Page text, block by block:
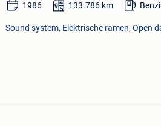
1986 133.786 km
Sound system, Elektrische ramen, Open